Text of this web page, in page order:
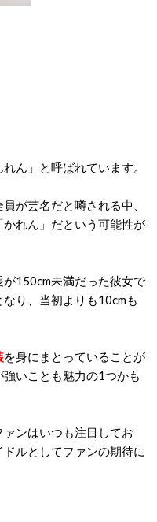
ん」と呼ばれています。
が芸名だと噂される中、
れん」だという可能性が
150cm未満だった彼女で
り、当初よりも10cmも
を身にまとっていることが
いことも魅力の1つかも
ンはいつも注目してお
ルとしてファンの期待に